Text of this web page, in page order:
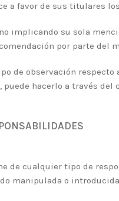
a favor de sus titulares
implicando su sola
por parte del
de observación
hacerlo a través del
de cualquier tipo de
manipulada o